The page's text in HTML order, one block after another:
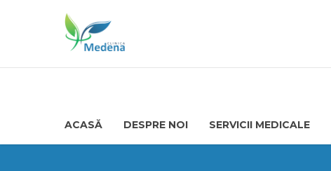
ACASĂ DESPRE NOI SERVICII MEDICALE